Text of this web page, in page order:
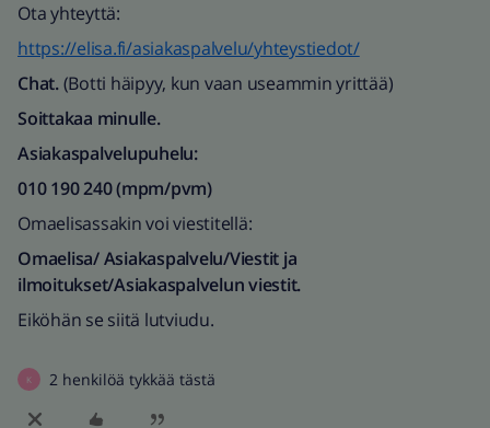
Ota yhteyttä:
https://elisa.fi/asiakaspalvelu/yhteystiedot/
Chat.(Botti häipyy, kun vaan useammin yrittää)
Soittakaa minulle.
Asiakaspalvelupuhelu:
010 190 240 (mpm/pvm)
Omaelisassakin voi viestitellä:
Omaelisa/ Asiakaspalvelu/Viestit ja
ilmoitukset/Asiakaspalvelun viestit.
Eiköhän se siitä lutviudu.
K 2 henkilöä tykkää tästä